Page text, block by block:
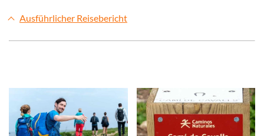
Ausführlicher Reisebericht